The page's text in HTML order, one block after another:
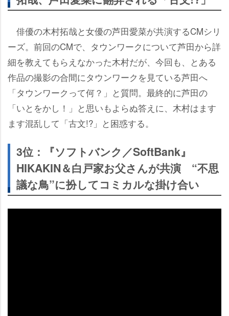
俳優の木村拓哉と女優の芦田愛菜が共演するCMシリ
ーズ。前回のCMで、タウンワークについて芦田から詳
細を教えてもらえなかった木村だが、今回も、とある
作品の撮影の合間にタウンワークを見ている芦田へ
「タウンワークって何？」と質問。最終的に芦田の
「いとをかし！」と思いもよらぬ答えに、木村はます
ます混乱して「古文!?」と困惑する。
3位：『ソフトバンク／SoftBank』
HIKAKIN＆白戸家お父さんが共演 “不思
議な鳥”に扮してコミカルな掛け合い